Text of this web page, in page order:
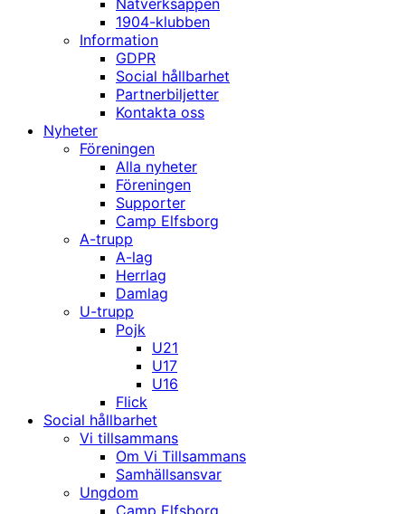
Nätverksappen
1904-klubben
Information
GDPR
Social hållbarhet
Partnerbiljetter
Kontakta oss
Nyheter
Föreningen
Alla nyheter
Föreningen
Supporter
Camp Elfsborg
A-trupp
A-lag
Herrlag
Damlag
U-trupp
Pojk
U21
U17
U16
Flick
Social hållbarhet
Vi tillsammans
Om Vi Tillsammans
Samhällsansvar
Ungdom